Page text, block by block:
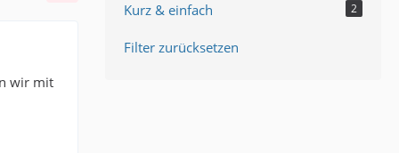
wir mit
Kurz & einfach 2
Filter zurücksetzen